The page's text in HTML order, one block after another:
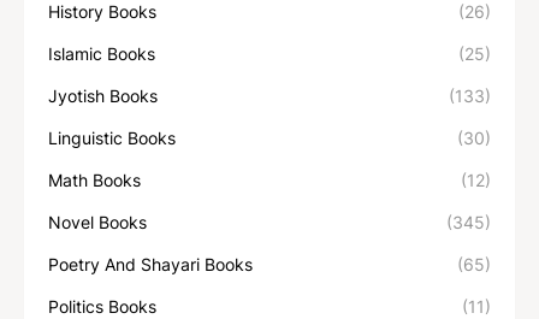
History Books (26)
Islamic Books (25)
Jyotish Books (133)
Linguistic Books (30)
Math Books (12)
Novel Books (345)
Poetry And Shayari Books (65)
Politics Books (11)